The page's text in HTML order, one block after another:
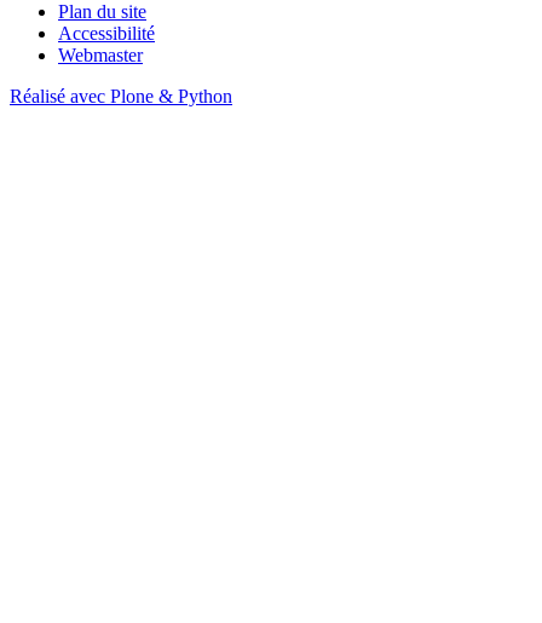
Plan du site
Accessibilité
Webmaster
Réalisé avec Plone & Python